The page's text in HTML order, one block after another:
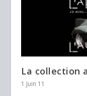
La collection
1 Juin 11